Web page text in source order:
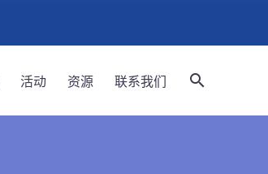
活动 资源 联系我们